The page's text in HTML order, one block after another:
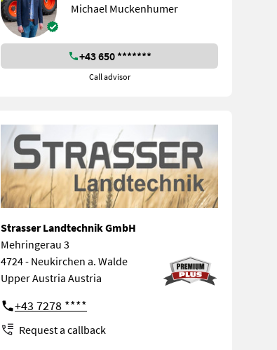
Michael Muckenhumer
+43 650 *******
Call advisor
Strasser Landtechnik GmbH
Mehringerau 3
4724 - Neukirchen a. Walde
Upper Austria Austria
+43 7278 ****
Request a callback